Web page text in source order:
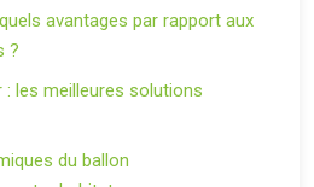
avantages par rapport aux
?
les meilleures solutions
du ballon